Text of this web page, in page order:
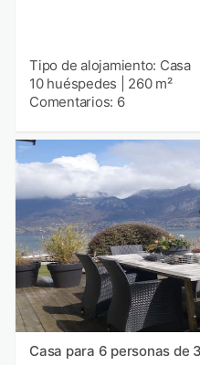
Tipo de alojamiento: Casa
10 huéspedes
260 m²
Comentarios: 6
Casa para 6 personas de